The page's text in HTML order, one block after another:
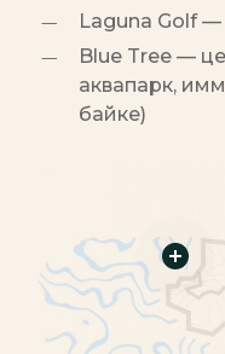
Laguna Golf —
Blue Tree —
аквапарк,
байке)